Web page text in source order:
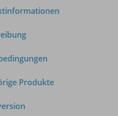
Produkte